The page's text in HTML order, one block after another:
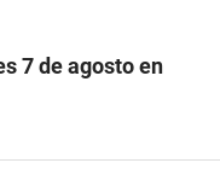
7 de agosto en